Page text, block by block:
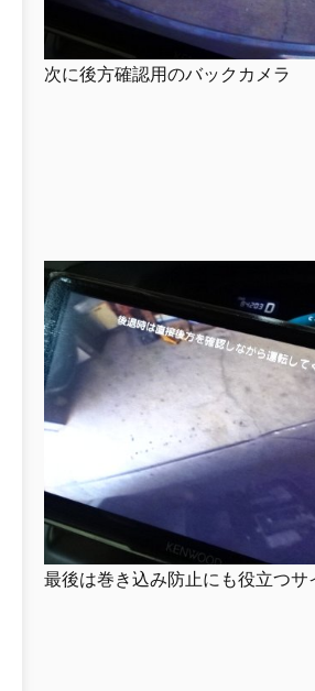
次に後方確認用のバックカメラ
最後は巻き込み防止にも役立つサ